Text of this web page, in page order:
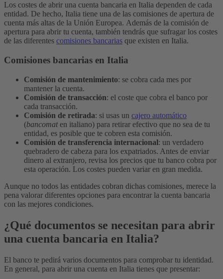
Los costes de abrir una cuenta bancaria en Italia dependen de cada
entidad. De hecho, Italia tiene una de las comisiones de apertura de
cuenta más altas de la Unión Europea. Además de la comisión de
apertura para abrir tu cuenta, también tendrás que sufragar los costes
de las diferentes comisiones bancarias que existen en Italia.
Comisiones bancarias en Italia
Comisión de mantenimiento: se cobra cada mes por
mantener la cuenta.
Comisión de transacción: el coste que cobra el banco por
cada transacción.
Comisión de retirada: si usas un cajero automático
(bancomaten italiano) para retirar efectivo que no sea de tu
entidad, es posible que te cobren esta comisión.
Comisión de transferencia internacional: un verdadero
quebradero de cabeza para los expatriados. Antes de enviar
dinero al extranjero, revisa los precios que tu banco cobra por
esta operación. Los costes pueden variar en gran medida.
Aunque no todos las entidades cobran dichas comisiones, merece la
pena valorar diferentes opciones para encontrar la cuenta bancaria
con las mejores condiciones.
¿Qué documentos se necesitan para abrir
una cuenta bancaria en Italia?
El banco te pedirá varios documentos para comprobar tu identidad.
En general, para abrir una cuenta en Italia tienes que presentar: